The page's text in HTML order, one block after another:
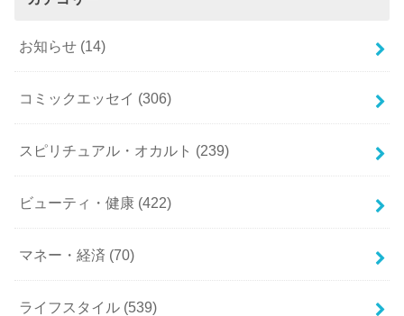
お知らせ (14)
コミックエッセイ (306)
スピリチュアル・オカルト (239)
ビューティ・健康 (422)
マネー・経済 (70)
ライフスタイル (539)